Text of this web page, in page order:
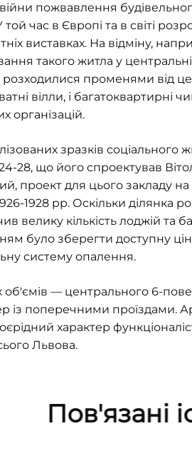
пожвавлення
час в Європі та в світі
виставках. На відміну,
такого житла у
променями від
вілли, і багатоквартирні
організацій.
зразків соціального
28, що його спроектував
проект для цього закладу
1928 рр. Оскільки ділянка
велику кількість лоджій та
було зберегти доступну
систему опалення.
об'ємів — центрального 6-
поперечними проїздами.
характер
Львова.
Пов'язані